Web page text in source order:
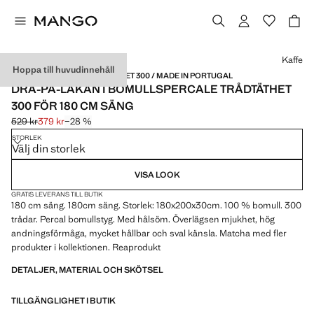
Hoppa till huvudinnehåll
PERCALEBOMULL / TRÅDTÄTHET 300 / MADE IN PORTUGAL
DRA-PÅ-LAKAN I BOMULLSPERCALE TRÅDTÄTHET
300 FÖR 180 CM SÄNG
Ursprungligt pris överstruket [529 kr ]
529 kr
Gällande pris [379 kr ]
379 kr−28 %
Välj en färg
Kaffe
STORLEK
Välj din storlek
VISA LOOK
GRATIS LEVERANS TILL BUTIK
180 cm säng. 180cm säng. Storlek: 180x200x30cm. 100 % bomull. 300
trådar. Percal bomullstyg. Med hålsöm. Överlägsen mjukhet, hög
andningsförmåga, mycket hållbar och sval känsla. Matcha med fler
produkter i kollektionen. Reaprodukt
DETALJER, MATERIAL OCH SKÖTSEL
TILLGÄNGLIGHET I BUTIK